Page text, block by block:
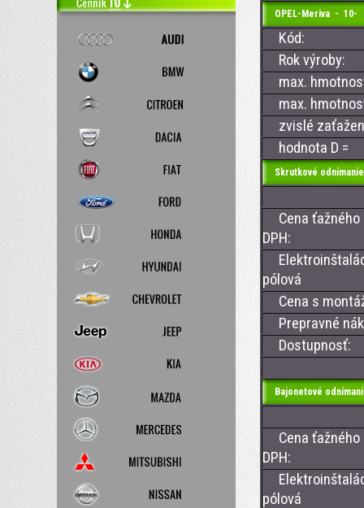
OPEL-Meriva - 10-
Kód:
Rok výroby:
max.
max.
zvislé
hodnota D =
Skrutkové
Cena ťažného
DPH:
pólová
Cena s
Prepravné
Dostupnosť:
Bajonetové
Cena ťažného
DPH:
pólová